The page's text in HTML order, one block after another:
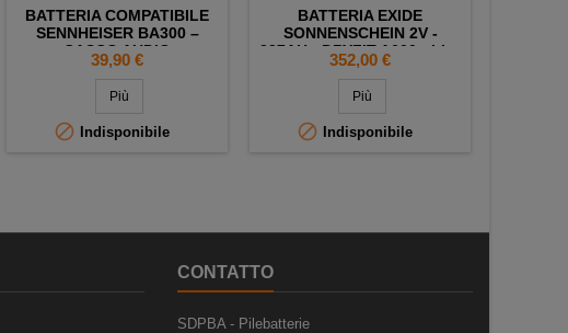
BATTERIA COMPATIBILE
SENNHEISER BA300 –
CASCO AUDIO
Prezzo
39,90 €
Più
 Indisponibile
BATTERIA EXIDE
SONNENSCHEIN 2V -
337AH - DRYFIT A600 - LL -
OPZV300
Prezzo
352,00 €
Più
 Indisponibile
CONTATTO
SDPBA - Pilebatterie